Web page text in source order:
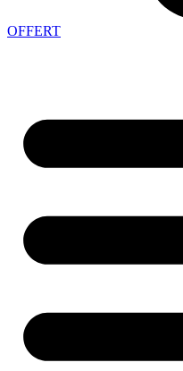
OFFERT